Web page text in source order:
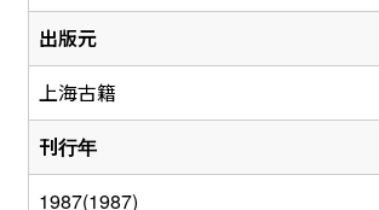
出版元
上海古籍
刊行年
1987(1987)